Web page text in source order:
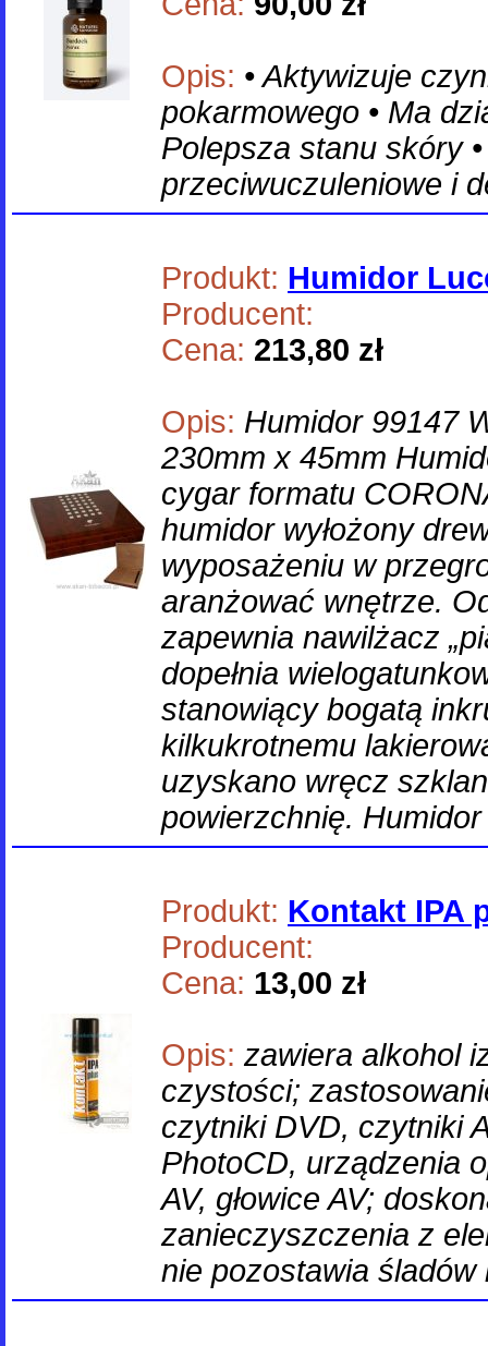
Opis: • Aktywizuje
pokarmowego • Ma
Polepsza stanu skóry
przeciwuczuleniowe i
Produkt: Humidor
Producent:
Cena: 213,80 zł
Opis: Humidor 99147
230mm x 45mm
cygar formatu
humidor wyłożony
wyposażeniu w
aranżować wnętrze.
zapewnia nawilżacz
dopełnia
stanowiący bogatą
kilkukrotnemu
uzyskano wręcz
powierzchnię. Humidor
Produkt: Kontakt IPA
Producent:
Cena: 13,00 zł
Opis: zawiera alkohol
czystości;
czytniki DVD, czytniki
PhotoCD, urządzenia
AV, głowice AV;
zanieczyszczenia z
nie pozostawia śladów